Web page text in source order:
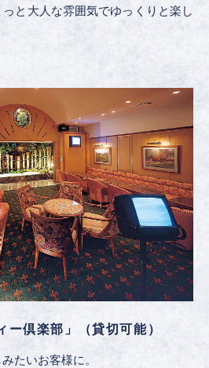
と大人な雰囲気でゆっくりと楽し
ー倶楽部」（貸切可能）
たいお客様に。